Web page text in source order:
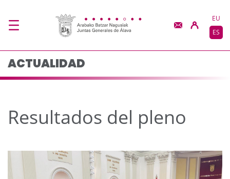
Resultados del pleno -EU
ES
ACTUALIDAD
Resultados del pleno